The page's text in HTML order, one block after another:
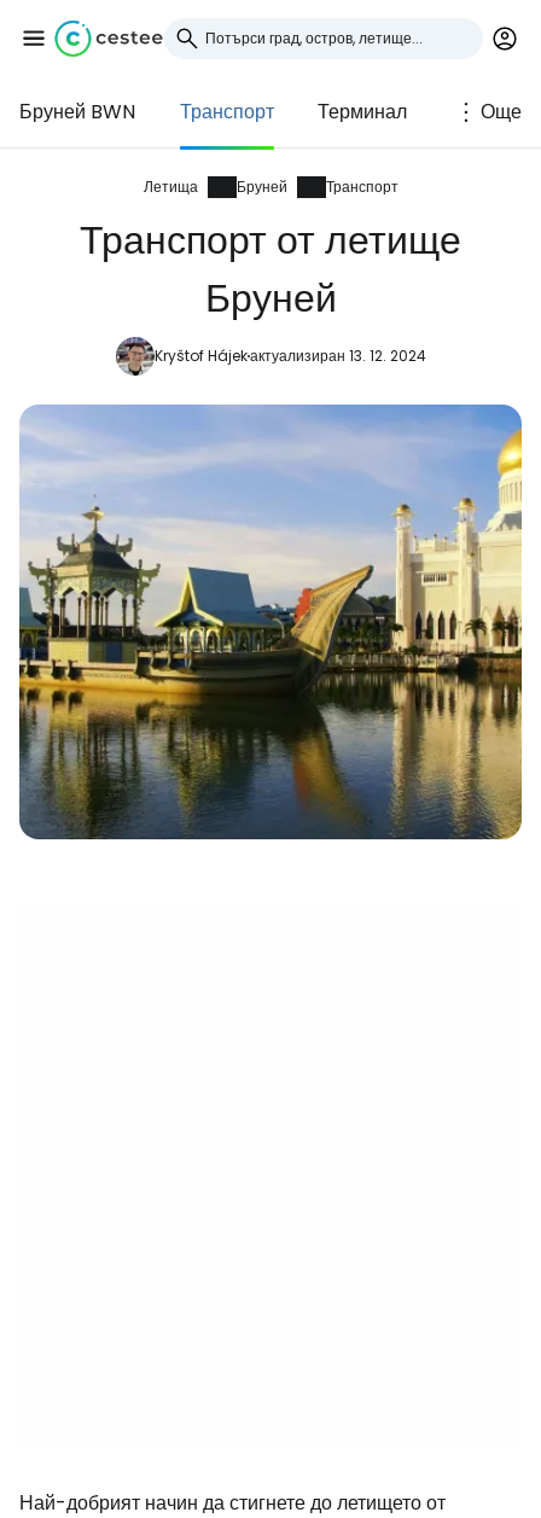
Бруней BWN Транспорт Терминал Още
Летища Бруней Транспорт
Транспорт от летище
Бруней
Kryštof Hájekактуализиран 13. 12. 2024
Най-добрият начин да стигнете до летището от
Влезте в Cestee
... световната общност на туристите
Продължете с Google
Продължете с Facebook
Продължете с имейл